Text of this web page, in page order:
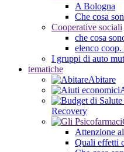
A Bologna
Che cosa
Cooperative sociali
che cosa
elenco
I gruppi di auto
tematiche
Abitare
Recovery
Attenzione
Quali effetti